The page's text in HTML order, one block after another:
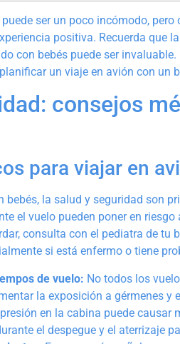
ser un poco incómodo,
positiva. Recuerda que
con bebés puede ser invaluable.
consejos
para viajar en
bebés, la salud y seguridad son
el vuelo pueden poner en
consulta con el pediatra de
si está enfermo o tiene
de vuelo: No todos los
la exposición a gérmenes y
en la cabina puede causar
el despegue y el aterrizaje